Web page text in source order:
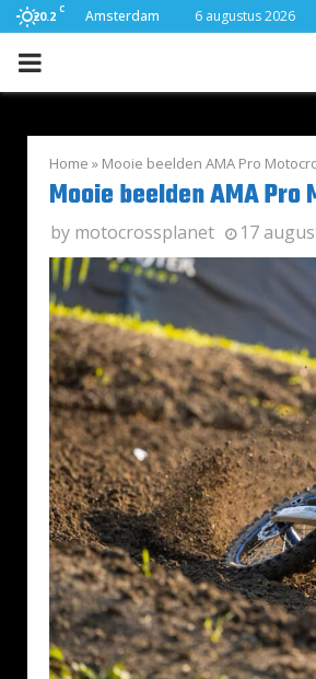
20.2 C Amsterdam 6 augustus 2026
PRIMARY
Home » Mooie beelden AMA Pro
Mooie beelden AMA
by motocrossplanet 17